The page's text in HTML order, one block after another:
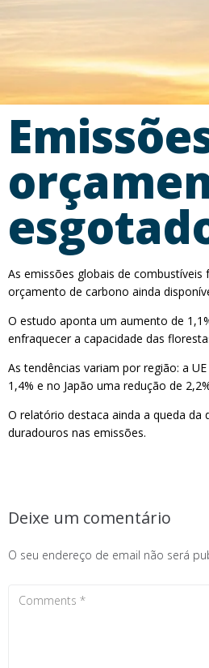
As emissões globais de
orçamento de carbono ainda
O estudo aponta um aumento de
enfraquecer a capacidade das
As tendências variam por região: a
1,4% e no Japão uma redução de
O relatório destaca ainda a queda
duradouros nas emissões.
Deixe um comentário
O seu endereço de email não será